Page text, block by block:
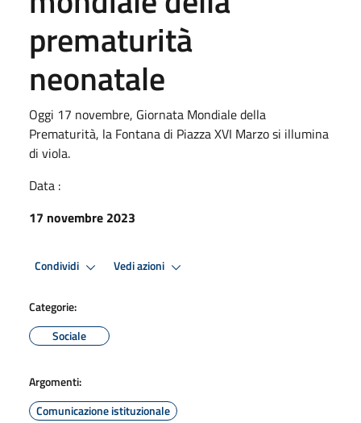
prematurità
neonatale
Oggi 17 novembre, Giornata Mondiale della
Prematurità, la Fontana di Piazza XVI Marzo si illumina
di viola.
Data :
17 novembre 2023
Condividi Vedi azioni
Categorie:
Sociale
Argomenti:
Comunicazione istituzionale